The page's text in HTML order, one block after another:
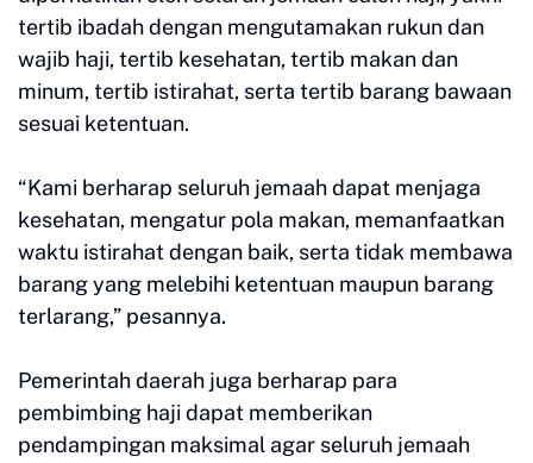
tertib ibadah dengan mengutamakan rukun dan
wajib haji, tertib kesehatan, tertib makan dan
minum, tertib istirahat, serta tertib barang bawaan
sesuai ketentuan.
“Kami berharap seluruh jemaah dapat menjaga
kesehatan, mengatur pola makan, memanfaatkan
waktu istirahat dengan baik, serta tidak membawa
barang yang melebihi ketentuan maupun barang
terlarang,” pesannya.
Pemerintah daerah juga berharap para
pembimbing haji dapat memberikan
pendampingan maksimal agar seluruh jemaah